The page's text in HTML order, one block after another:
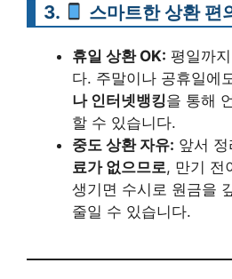
3. 스마트한 상환 편
휴일 상환 OK: 평일까
다. 주말이나 공휴일에
나 인터넷뱅킹을 통해
할 수 있습니다.
중도 상환 자유: 앞서
료가 없으므로, 만기 전
생기면 수시로 원금을
줄일 수 있습니다.